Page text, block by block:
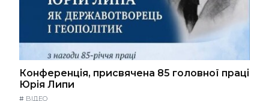
Конференція, присвячена 85 головної праці
Юрія Липи
# ВІДЕО